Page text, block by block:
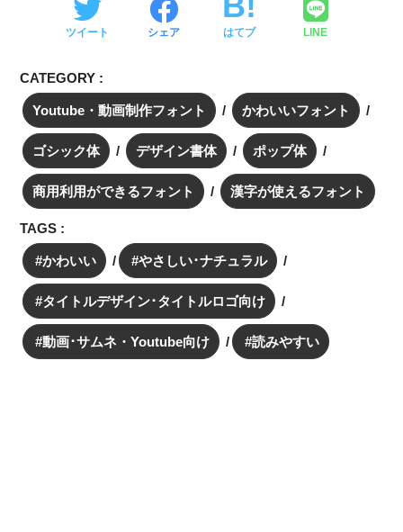
ツイート シェア はてブ LINE
CATEGORY :
Youtube・動画制作フォント かわいいフォント
ゴシック体 デザイン書体 ポップ体
商用利用ができるフォント 漢字が使えるフォント
TAGS :
かわいい やさしい･ナチュラル
タイトルデザイン･タイトルロゴ向け
動画･サムネ・Youtube向け 読みやすい